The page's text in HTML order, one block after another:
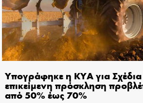
Υπογράφηκε η ΚΥΑ για Σχέδια
επικείμενη πρόσκληση
από 50% έως 70%